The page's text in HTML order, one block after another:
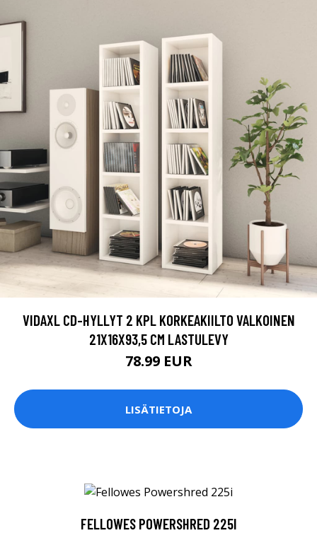
VIDAXL CD-HYLLYT 2 KPL KORKEAKIILTO VALKOINEN
21X16X93,5 CM LASTULEVY
78.99 EUR
LISÄTIETOJA
FELLOWES POWERSHRED 225I